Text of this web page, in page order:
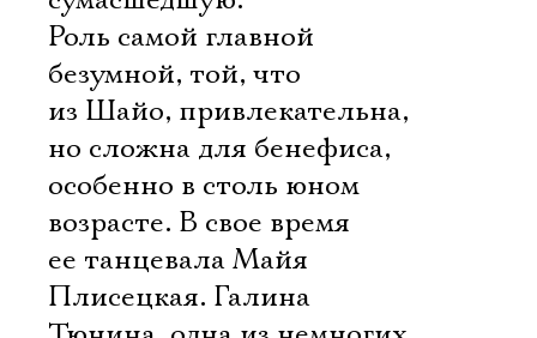
Роль самой главной
безумной, той, что
из Шайо, привлекательна,
но сложна для бенефиса,
особенно в столь юном
возрасте. В свое время
ее танцевала Майя
Плисецкая. Галина
Ознакомиться